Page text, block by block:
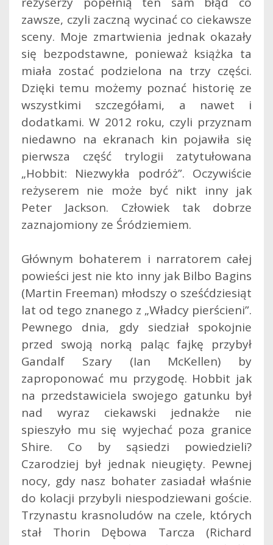
zawsze, czyli zaczną wycinać co ciekawsze
sceny. Moje zmartwienia jednak okazały
się bezpodstawne, ponieważ książka ta
miała zostać podzielona na trzy części.
Dzięki temu możemy poznać historię ze
wszystkimi szczegółami, a nawet i
dodatkami. W 2012 roku, czyli przyznam
niedawno na ekranach kin pojawiła się
pierwsza część trylogii zatytułowana
„Hobbit: Niezwykła podróż”. Oczywiście
reżyserem nie może być nikt inny jak
Peter Jackson. Człowiek tak dobrze
zaznajomiony ze Śródziemiem.
Głównym bohaterem i narratorem całej
powieści jest nie kto inny jak Bilbo Bagins
(Martin Freeman) młodszy o sześćdziesiąt
lat od tego znanego z „Władcy pierścieni”.
Pewnego dnia, gdy siedział spokojnie
przed swoją norką paląc fajkę przybył
Gandalf Szary (Ian McKellen) by
zaproponować mu przygodę. Hobbit jak
na przedstawiciela swojego gatunku był
nad wyraz ciekawski jednakże nie
spieszyło mu się wyjechać poza granice
Shire. Co by sąsiedzi powiedzieli?
Czarodziej był jednak nieugięty. Pewnej
nocy, gdy nasz bohater zasiadał właśnie
do kolacji przybyli niespodziewani goście.
Trzynastu krasnoludów na czele, których
stał Thorin Dębowa Tarcza (Richard